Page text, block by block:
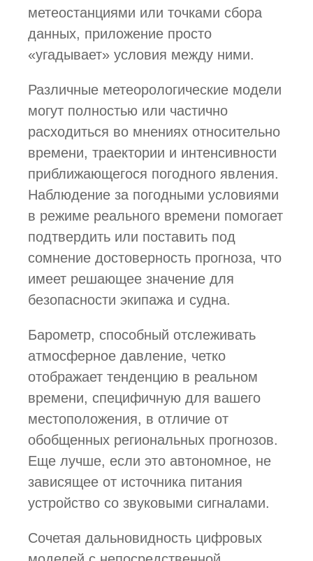
метеостанциями или точками сбора
данных, приложение просто
«угадывает» условия между ними.
Различные метеорологические модели
могут полностью или частично
расходиться во мнениях относительно
времени, траектории и интенсивности
приближающегося погодного явления.
Наблюдение за погодными условиями
в режиме реального времени помогает
подтвердить или поставить под
сомнение достоверность прогноза, что
имеет решающее значение для
безопасности экипажа и судна.
Барометр, способный отслеживать
атмосферное давление, четко
отображает тенденцию в реальном
времени, специфичную для вашего
местоположения, в отличие от
обобщенных региональных прогнозов.
Еще лучше, если это автономное, не
зависящее от источника питания
устройство со звуковыми сигналами.
Сочетая дальновидность цифровых